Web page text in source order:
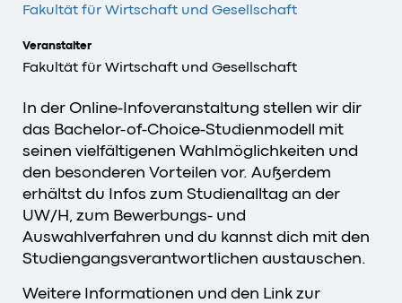
Fakultät für Wirtschaft und Gesellschaft
Veranstalter
Fakultät für Wirtschaft und Gesellschaft
In der Online-Infoveranstaltung stellen wir dir
das Bachelor-of-Choice-Studienmodell mit
seinen vielfältigenen Wahlmöglichkeiten und
den besonderen Vorteilen vor. Außerdem
erhältst du Infos zum Studienalltag an der
UW/H, zum Bewerbungs- und
Auswahlverfahren und du kannst dich mit den
Studiengangsverantwortlichen austauschen.
Weitere Informationen und den Link zur